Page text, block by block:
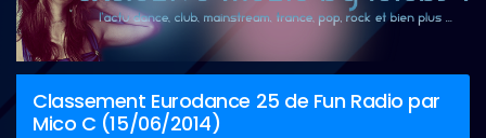
Classement Eurodance 25 de Fun Radio par
Mico C (15/06/2014)